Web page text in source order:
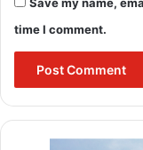
Save my name,
time I comment.